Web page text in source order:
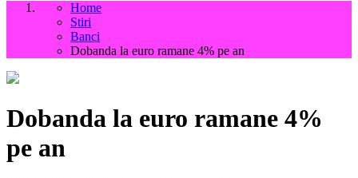
Home
Stiri
Banci
Dobanda la euro ramane 4% pe an
Dobanda la euro ramane 4%
pe an